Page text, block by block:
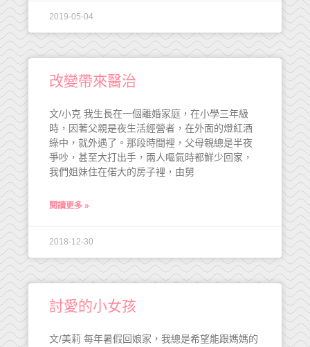
2019-05-04
改變帶來醫治
文/小克 我生長在一個離婚家庭，在小學三年級
時，因著父親是夜生活經營者，在外面的燈紅酒
綠中，就外遇了。那段時間裡，父母親總是半夜
爭吵，甚至大打出手，兩人嘔氣時都鮮少回家，
我們姐妹住在偌大的房子裡，由舅
閱讀更多 »
2018-12-30
討愛的小女孩
文/美莉 每年暑假回娘家，我總是希望能跟媽媽的